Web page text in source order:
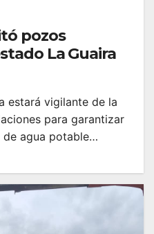
pozos
La Guaira
estará vigilante de la
para garantizar
de agua potable…